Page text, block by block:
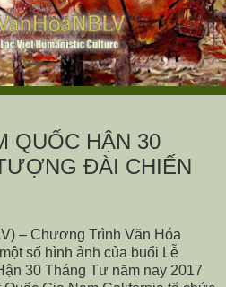
QUỐC HẬN 30
ĐÀI CHIẾN
– Chương Trình Văn Hóa
số hình ảnh của buổi Lễ
30 Tháng Tư năm nay 2017